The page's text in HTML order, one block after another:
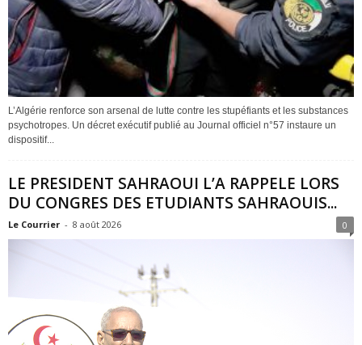
L’Algérie renforce son arsenal de lutte contre les stupéfiants et les substances
psychotropes. Un décret exécutif publié au Journal officiel n°57 instaure un
dispositif...
LE PRESIDENT SAHRAOUI L’A RAPPELE LORS
DU CONGRES DES ETUDIANTS SAHRAOUIS...
Le Courrier - 8 août 2026 0